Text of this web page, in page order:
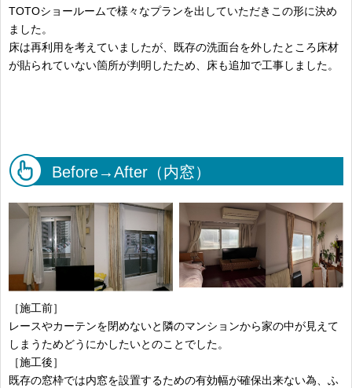
TOTOショールームで様々なプランを出していただきこの形に決め
ました。
床は再利用を考えていましたが、既存の洗面台を外したところ床材
が貼られていない箇所が判明したため、床も追加で工事しました。
Before→After（内窓）
［施工前］
レースやカーテンを閉めないと隣のマンションから家の中が見えて
しまうためどうにかしたいとのことでした。
［施工後］
既存の窓枠では内窓を設置するための有効幅が確保出来ない為、ふ